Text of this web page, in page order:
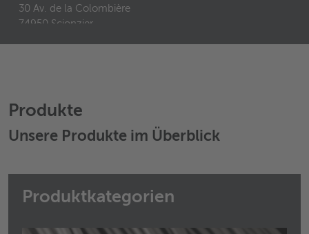
30 Av. de la Colombière
74950 Scionzier
Produkte
Unsere Produkte im Überblick
Produktkategorien